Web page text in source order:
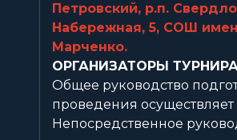
Петровский, р.п.
Набережная, 5, СОШ
Марченко.
ОРГАНИЗАТОРЫ
Общее руководство
проведения осуществляет
Непосредственное